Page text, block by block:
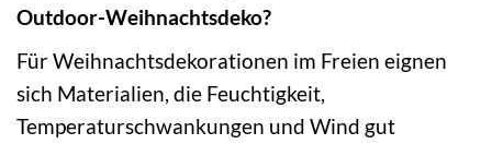
Outdoor-Weihnachtsdeko?
Für Weihnachtsdekorationen im Freien eignen
sich Materialien, die Feuchtigkeit,
Temperaturschwankungen und Wind gut